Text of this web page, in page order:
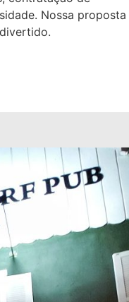
Nossa proposta